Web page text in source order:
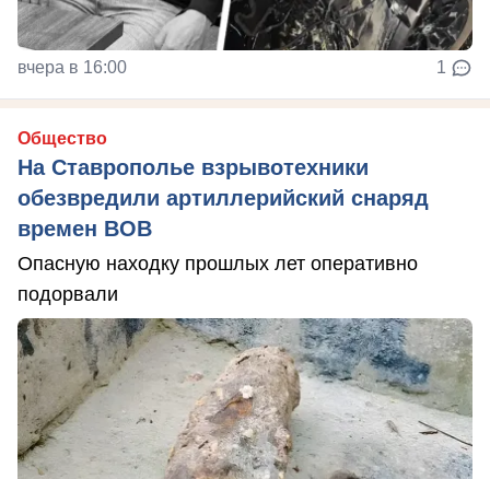
вчера в 16:00 1
Общество
На Ставрополье взрывотехники
обезвредили артиллерийский снаряд
времен ВОВ
Опасную находку прошлых лет оперативно
подорвали